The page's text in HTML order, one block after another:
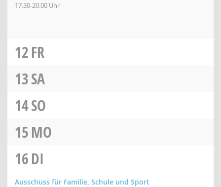
17:30-20:00 Uhr
12FR
13SA
14SO
15MO
16DI
Ausschuss für Familie, Schule und Sport